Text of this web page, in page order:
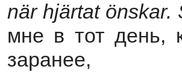
när hjärtatönskar.
мне в тот день,
заранее,